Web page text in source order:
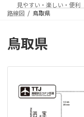
見やすい・楽しい・便利
路線図
鳥取県
鳥取県